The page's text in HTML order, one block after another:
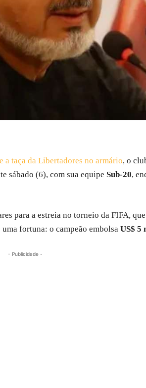
taça da Libertadores no armário, o
sábado (6), com sua equipe Sub-20,
para a estreia no torneio da FIFA,
fortuna: o campeão embolsa US$ 5
- Publicidade -